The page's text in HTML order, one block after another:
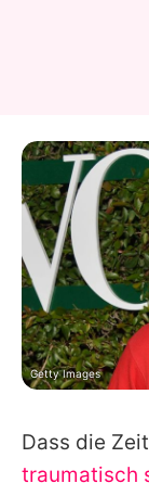
Dass die
traumatisch
Getty Images